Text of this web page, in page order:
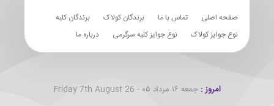
صفحه اصلی تماس با ما برندگان کولاک
برندگان کلبه
نوع جوایز کولاک
نوع جوایز کلبه سرگرمی درباره ما
امروز :جمعه ۱۶ مرداد ۰۵ - Friday 7th August 26